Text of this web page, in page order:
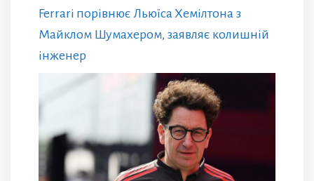
Ferrari порівнює Льюїса Хемілтона з
Майклом Шумахером, заявляє колишній
інженер